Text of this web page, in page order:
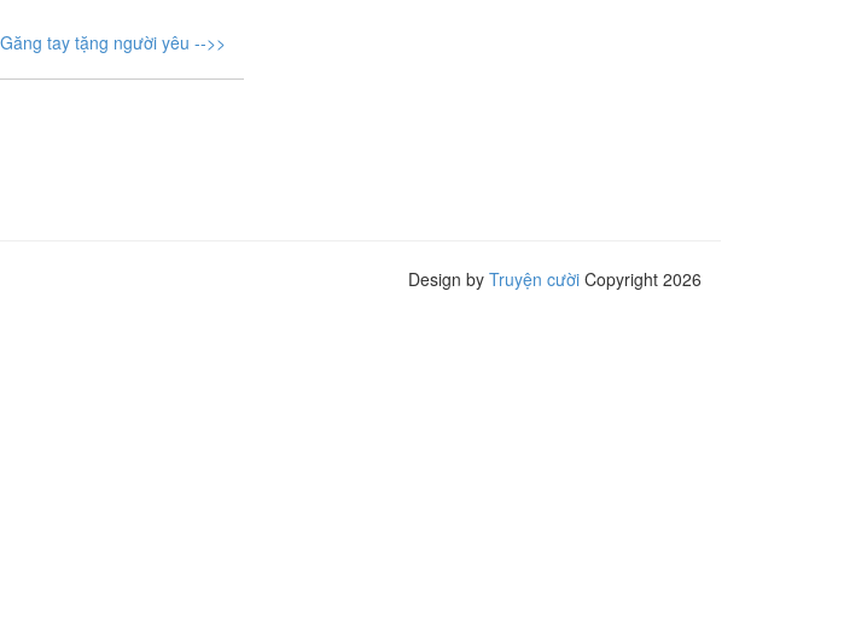
Găng tay tặng người yêu -->>
Design by Truyện cười Copyright 2026